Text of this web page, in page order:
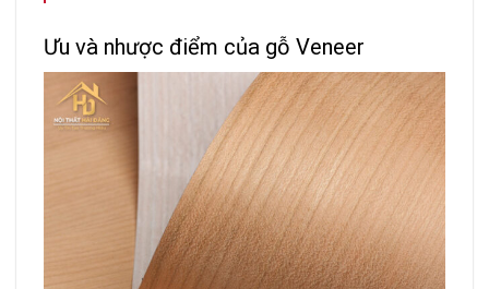
Ưu và nhược điểm của gỗ Veneer